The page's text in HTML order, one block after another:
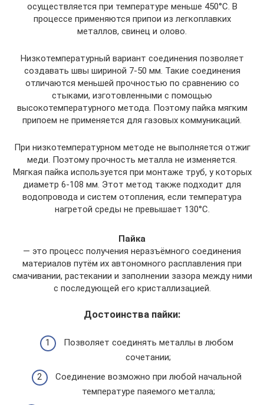
осуществляется при температуре меньше 450°C. В
процессе применяются припои из легкоплавких
металлов, свинец и олово.
Низкотемпературный вариант соединения позволяет
создавать швы шириной 7-50 мм. Такие соединения
отличаются меньшей прочностью по сравнению со
стыками, изготовленными с помощью
высокотемпературного метода. Поэтому пайка мягким
припоем не применяется для газовых коммуникаций.
При низкотемпературном методе не выполняется отжиг
меди. Поэтому прочность металла не изменяется.
Мягкая пайка используется при монтаже труб, у которых
диаметр 6-108 мм. Этот метод также подходит для
водопровода и систем отопления, если температура
нагретой среды не превышает 130°C.
Пайка
— это процесс получения неразъёмного соединения
материалов путём их автономного расплавления при
смачивании, растекании и заполнении зазора между ними
с последующей его кристаллизацией.
Достоинства пайки:
Позволяет соединять металлы в любом
сочетании;
Соединение возможно при любой начальной
температуре паяемого металла;